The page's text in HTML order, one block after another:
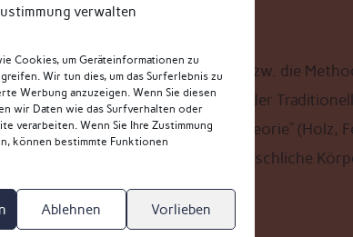
verwalten
Cookies, um Geräteinformationen zu
Wir tun dies, um das Surferlebnis zu
Werbung anzuzeigen. Wenn Sie diesen
wir Daten wie das Surfverhalten oder
verarbeiten. Wenn Sie Ihre Zustimmung
können bestimmte Funktionen
Ablehnen Vorlieben
Die Phyto5 bzw. die
energetischen Prinzipien der
„Fünf Elemente Theorie“ (Holz,
Philosophie, dass der menschliche